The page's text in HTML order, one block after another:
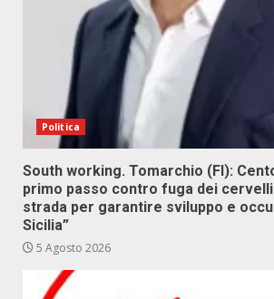
Politica
South working. Tomarchio (FI):
primo passo contro fuga dei
strada per garantire sviluppo e
Sicilia”
5 Agosto 2026